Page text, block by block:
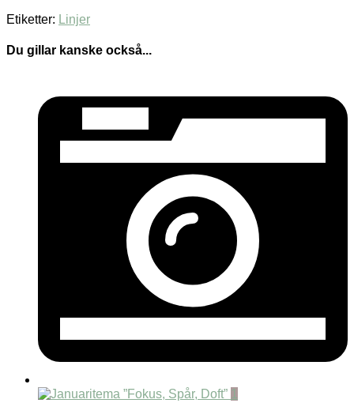
Etiketter: Linjer
Du gillar kanske också...
1